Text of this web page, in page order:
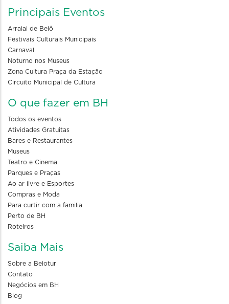
Principais Eventos
Arraial de Belô
Festivais Culturais Municipais
Carnaval
Noturno nos Museus
Zona Cultura Praça da Estação
Circuito Municipal de Cultura
O que fazer em BH
Todos os eventos
Atividades Gratuitas
Bares e Restaurantes
Museus
Teatro e Cinema
Parques e Praças
Ao ar livre e Esportes
Compras e Moda
Para curtir com a familia
Perto de BH
Roteiros
Saiba Mais
Sobre a Belotur
Contato
Negócios em BH
Blog